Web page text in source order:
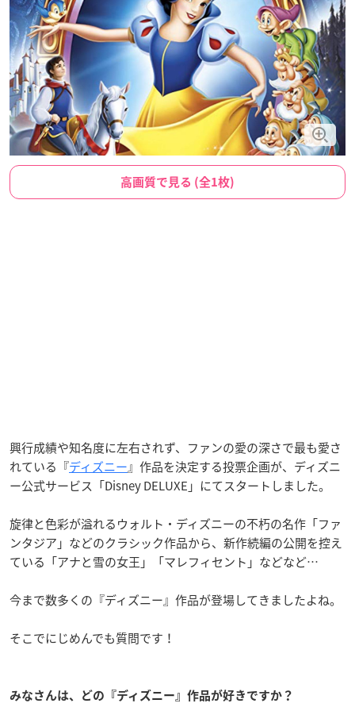
高画質で見る (全1枚)
興行成績や知名度に左右されず、ファンの愛の深さで最も愛さ
れている『ディズニー』作品を決定する投票企画が、ディズニ
ー公式サービス「Disney DELUXE」にてスタートしました。
旋律と色彩が溢れるウォルト・ディズニーの不朽の名作「ファ
ンタジア」などのクラシック作品から、新作続編の公開を控え
ている「アナと雪の女王」「マレフィセント」などなど…
今まで数多くの『ディズニー』作品が登場してきましたよね。
そこでにじめんでも質問です！
みなさんは、どの『ディズニー 』作品が好きですか？